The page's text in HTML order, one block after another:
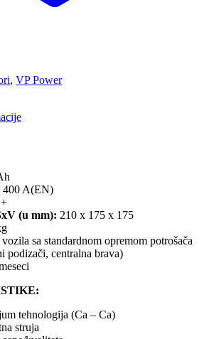
, VP Power
400 A(EN)
(u mm): 210 x 175 x 175
sa standardnom opremom potrošača
podizači, centralna brava)
tehnologija (Ca – Ca)
struja